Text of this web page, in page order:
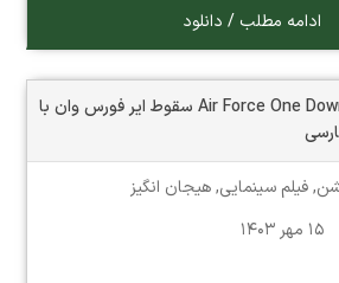
ادامه مطلب / دانلود
دانلود فیلم Air Force One Down 2024 سقوط ایر فورس وان با
,فیلم سینمایی,هیجان انگیز
۱۵ مهر ۱۴۰۳